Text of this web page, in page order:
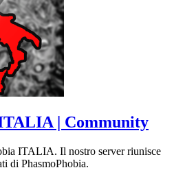
| Community
ITALIA. Il nostro server riunisce
di PhasmoPhobia.